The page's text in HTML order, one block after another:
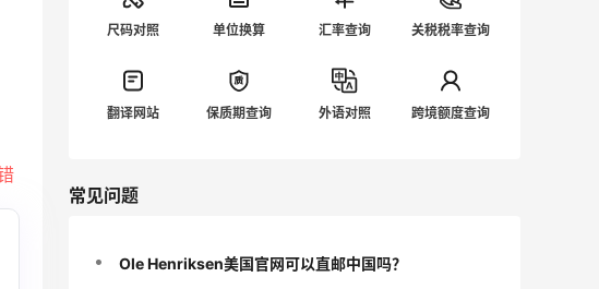
尺码对照 单位换算 汇率查询 关税税率查询
翻译网站 保质期查询 外语对照 跨境额度查询
常见问题
Ole Henriksen美国官网可以直邮中国吗？